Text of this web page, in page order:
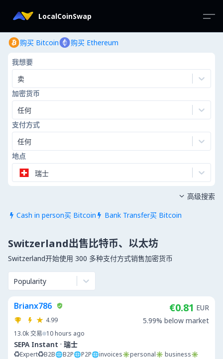
LocalCoinSwap
购买 Bitcoin 购买 Ethereum
我想要
卖
加密货币
任何
支付方式
任何
地点
瑞士
 Cash in person买 Bitcoin  Bank Transfer买 Bitcoin
 高级搜索
Switzerland出售比特币、以太坊
Switzerland开始使用 300 多种支付方式销售加密货币
Popularity
Brianx786
4.99
13.0k交易 10 hours ago
SEPA Instant · 瑞士
♻️Expert♻️B2B🌐B2P🌐P2P🌐invoices✳️personal✳️ business✳️
€0.81 EUR
5.99% below market